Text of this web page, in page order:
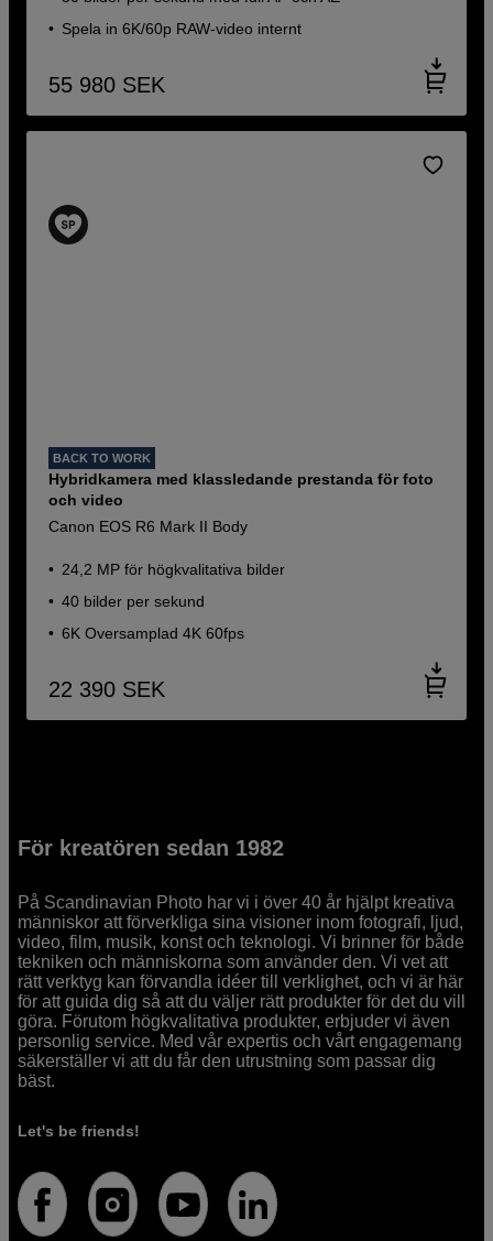
Spela in 6K/60p RAW-video internt
55 980 SEK
BACK TO WORK
Hybridkamera med klassledande prestanda för foto
och video
Canon EOS R6 Mark II Body
24,2 MP för högkvalitativa bilder
40 bilder per sekund
6K Oversamplad 4K 60fps
22 390 SEK
För kreatören sedan 1982
På Scandinavian Photo har vi i över 40 år hjälpt kreativa
människor att förverkliga sina visioner inom fotografi, ljud,
video, film, musik, konst och teknologi. Vi brinner för både
tekniken och människorna som använder den. Vi vet att
rätt verktyg kan förvandla idéer till verklighet, och vi är här
för att guida dig så att du väljer rätt produkter för det du vill
göra. Förutom högkvalitativa produkter, erbjuder vi även
personlig service. Med vår expertis och vårt engagemang
säkerställer vi att du får den utrustning som passar dig
bäst.
Let's be friends!